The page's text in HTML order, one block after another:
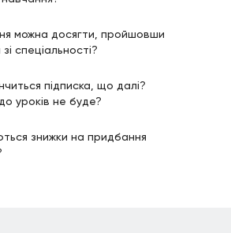
можна досягти, пройшовши
спеціальності?
підписка, що далі?
уроків не буде?
знижки на придбання